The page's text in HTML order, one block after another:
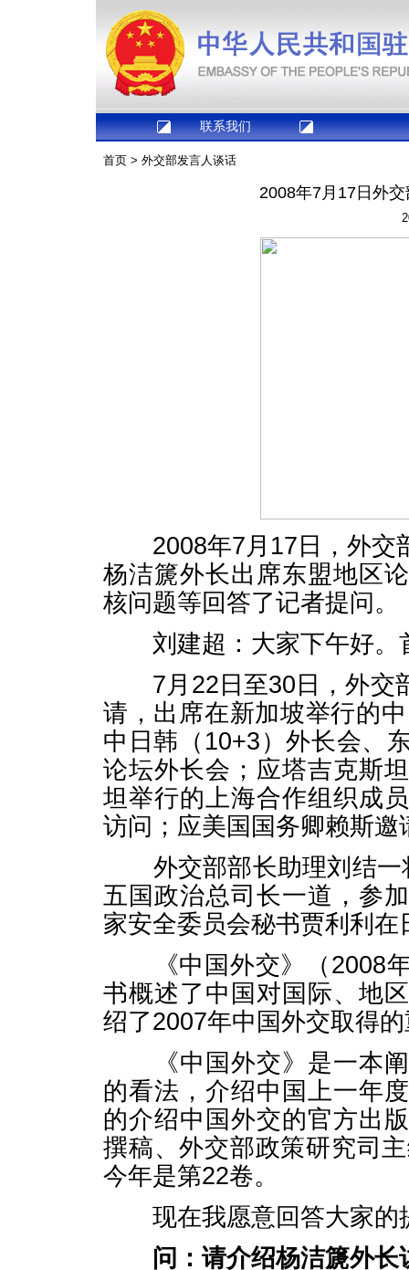
联系我们
首页 > 外交部发言人谈话
2008年7月17日外
2008年7月17日，外交
杨洁篪外长出席东盟地区
核问题等回答了记者提问。
刘建超：大家下午好。
7月22日至30日，外交
请，出席在新加坡举行的
中日韩（10+3）外长会、
论坛外长会；应塔吉克斯
坦举行的上海合作组织成
访问；应美国国务卿赖斯
外交部部长助理刘结一
五国政治总司长一道，参
家安全委员会秘书贾利利
《中国外交》（2008年
书概述了中国对国际、地
绍了2007年中国外交取得
《中国外交》是一本阐
的看法，介绍中国上一年
的介绍中国外交的官方出
撰稿、外交部政策研究司
今年是第22卷。
现在我愿意回答大家的
问：请介绍杨洁篪外